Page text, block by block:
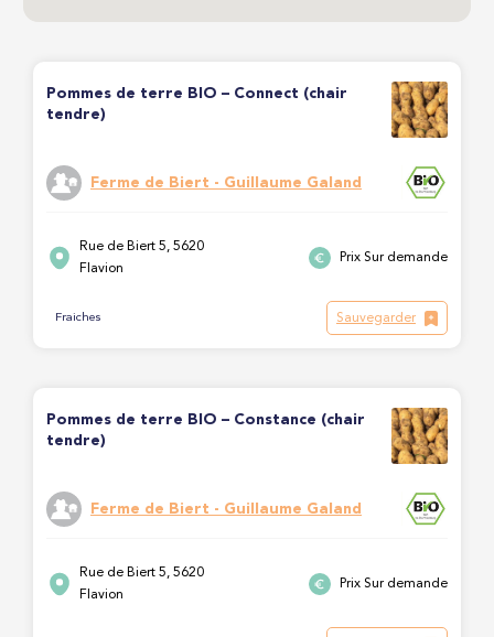
Pommes de terre BIO – Connect (chair
tendre)
Ferme de Biert - Guillaume Galand
Rue de Biert 5, 5620
Flavion
Prix Sur demande
Fraiches Sauvegarder
Pommes de terre BIO – Constance (chair
tendre)
Ferme de Biert - Guillaume Galand
Rue de Biert 5, 5620
Flavion
Prix Sur demande